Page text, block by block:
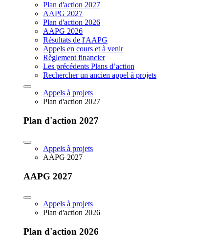
Plan d'action 2027
AAPG 2027
Plan d'action 2026
AAPG 2026
Résultats de l'AAPG
Appels en cours et à venir
Règlement financier
Les précédents Plans d’action
Rechercher un ancien appel à projets
Appels à projets
Plan d'action 2027
Plan d'action 2027
Appels à projets
AAPG 2027
AAPG 2027
Appels à projets
Plan d'action 2026
Plan d'action 2026